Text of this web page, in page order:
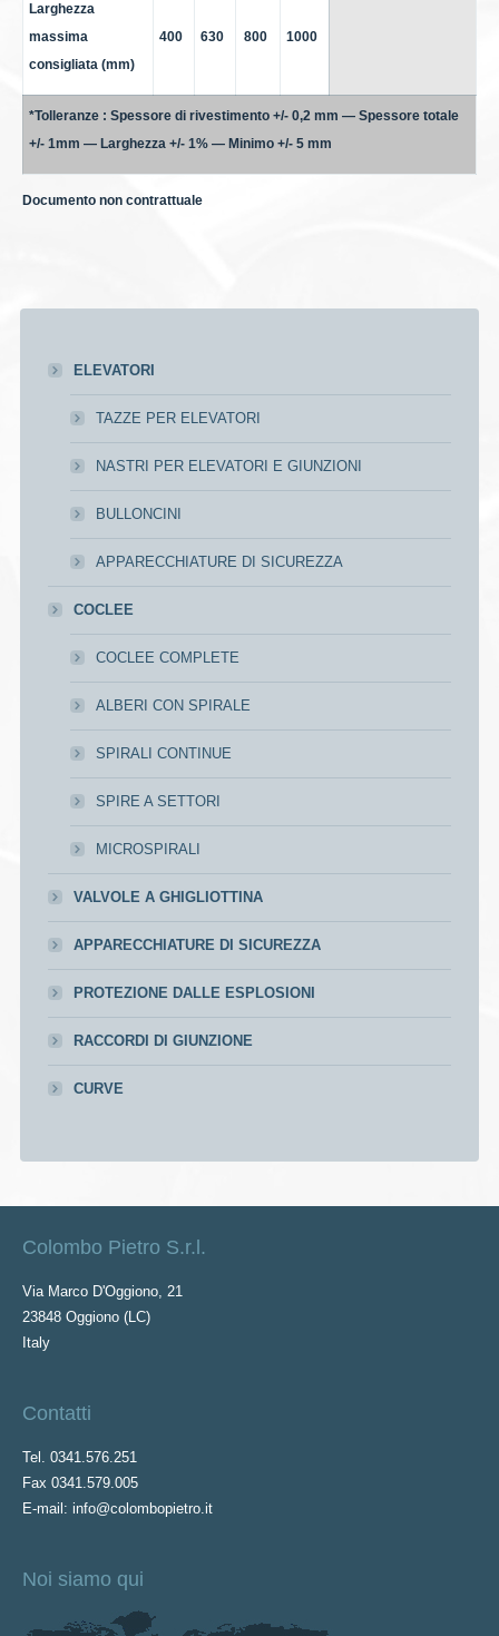
Larghezza
massima
consigliata (mm)
400 630 800 1000
*Tolleranze : Spessore di rivestimento +/- 0,2 mm — Spessore totale
+/- 1mm — Larghezza +/- 1% — Minimo +/- 5 mm
Documento non contrattuale
ELEVATORI
TAZZE PER ELEVATORI
NASTRI PER ELEVATORI E GIUNZIONI
BULLONCINI
APPARECCHIATURE DI SICUREZZA
COCLEE
COCLEE COMPLETE
ALBERI CON SPIRALE
SPIRALI CONTINUE
SPIRE A SETTORI
MICROSPIRALI
VALVOLE A GHIGLIOTTINA
APPARECCHIATURE DI SICUREZZA
PROTEZIONE DALLE ESPLOSIONI
RACCORDI DI GIUNZIONE
CURVE
Colombo Pietro S.r.l.
Via Marco D'Oggiono, 21
23848 Oggiono (LC)
Italy
Contatti
Tel. 0341.576.251
Fax 0341.579.005
E-mail: info@colombopietro.it
Noi siamo qui